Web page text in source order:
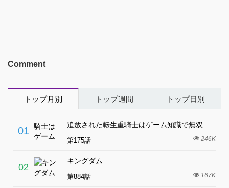
Comment
トップ月別 トップ週間 トップ日別
01
第175話 246K
02
キングダム
第884話 167K